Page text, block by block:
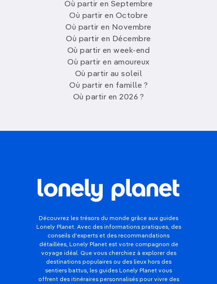
Où partir en Septembre
Où partir en Octobre
Où partir en Novembre
Où partir en Décembre
Où partir en week-end
Où partir en amoureux
Où partir au soleil
Où partir en famille ?
Où partir en 2026 ?
Découvrez les trésors du monde grâce aux guides
Lonely Planet. Avec des informations pratiques, des
conseils d'experts et des recommandations
détaillées, Lonely Planet est votre compagnon de
voyage idéal. Que vous cherchiez à explorer des
destinations populaires ou des lieux hors des
sentiers battus, les guides Lonely Planet vous
offrent des itinéraires personnalisés pour vivre des